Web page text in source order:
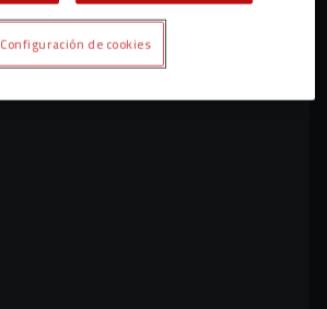
Configuración de cookies